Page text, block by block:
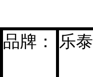
品牌： 乐泰